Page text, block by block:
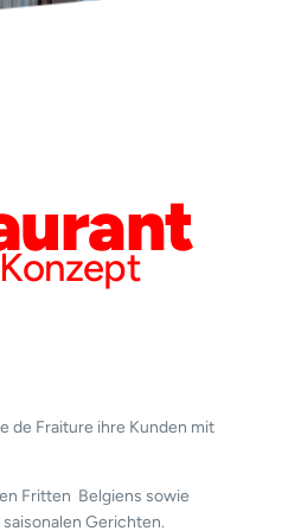
de Fraiture ihre Kunden mit
Fritten Belgiens sowie
Gerichten.